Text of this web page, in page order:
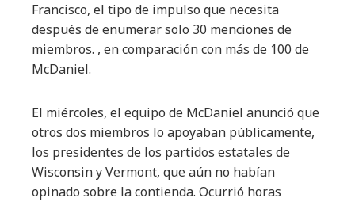
Francisco, el tipo de impulso que necesita
después de enumerar solo 30 menciones de
miembros. , en comparación con más de 100 de
McDaniel.
El miércoles, el equipo de McDaniel anunció que
otros dos miembros lo apoyaban públicamente,
los presidentes de los partidos estatales de
Wisconsin y Vermont, que aún no habían
opinado sobre la contienda. Ocurrió horas